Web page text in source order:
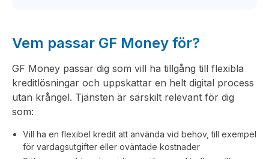
Vem passar GF Money för?
GF Money passar dig som vill ha tillgång till flexibla
kreditlösningar och uppskattar en helt digital process
utan krångel. Tjänsten är särskilt relevant för dig
som:
Vill ha en flexibel kredit att använda vid behov, till exempel
för vardagsutgifter eller oväntade kostnader